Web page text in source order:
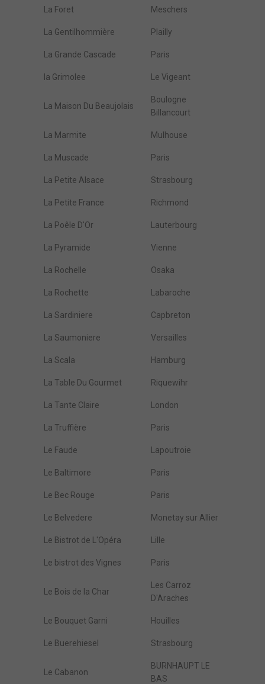
La Foret Meschers
La Gentilhommière Plailly
La Grande Cascade Paris
la Grimolee Le Vigeant
La Maison Du Beaujolais
Boulogne
Billancourt
La Marmite Mulhouse
La Muscade Paris
La Petite Alsace Strasbourg
La Petite France Richmond
La Poêle D'Or Lauterbourg
La Pyramide Vienne
La Rochelle Osaka
La Rochette Labaroche
La Sardiniere Capbreton
La Saumoniere Versailles
La Scala Hamburg
La Table Du Gourmet Riquewihr
La Tante Claire London
La Truffière Paris
Le Faude Lapoutroie
Le Baltimore Paris
Le Bec Rouge Paris
Le Belvedere Monetay sur Allier
Le Bistrot de L'Opéra Lille
Le bistrot des Vignes Paris
Le Bois de la Char
Les Carroz
D'Araches
Le Bouquet Garni Houilles
Le Buerehiesel Strasbourg
Le Cabanon
BURNHAUPT LE
BAS